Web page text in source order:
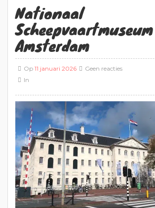
Nationaal
Scheepvaartmuseum
Amsterdam
Op 11 januari 2026
In
Geen reacties